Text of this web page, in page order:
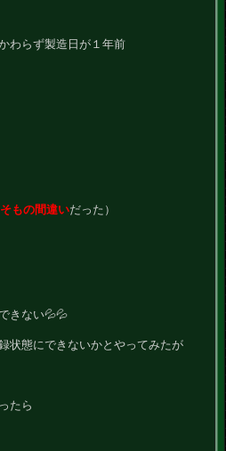
わらず製造日が１年前
もの間違いだった）
きない💦💦
状態にできないかとやってみたが
たら